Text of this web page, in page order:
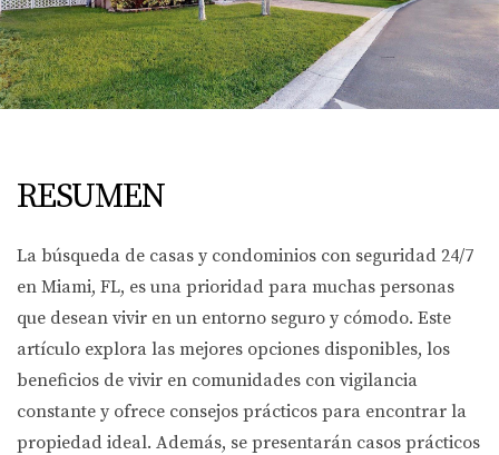
RESUMEN
La búsqueda de casas y condominios con seguridad 24/7
en Miami, FL, es una prioridad para muchas personas
que desean vivir en un entorno seguro y cómodo. Este
artículo explora las mejores opciones disponibles, los
beneficios de vivir en comunidades con vigilancia
constante y ofrece consejos prácticos para encontrar la
propiedad ideal. Además, se presentarán casos prácticos